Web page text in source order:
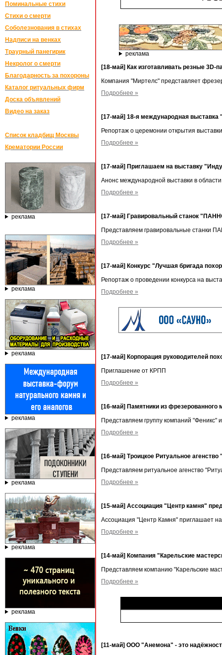
Поминальные стихи
Стихи о смерти
Соболезнования в стихах
Надписи на венках
Траурный панегирик
Некролог о смерти
Благодарность за похороны
Каталог ритуальных фирм
Доска объявлений
Видео на заказ
Список кладбищ Москвы
Крематории России
реклама
реклама
реклама
реклама
реклама
реклама
реклама
реклама
[18-май] Как изготавливать резные 3D-
Компания "Миртелс" представляет
Подробнее »
[17-май] 18-я международная
Репортаж о церемонии открытия
Подробнее »
[17-май] Приглашаем на выставку
Анонс международной выставки в
Подробнее »
[17-май] Гравировальный станок
Представляем гравировальные станки
Подробнее »
[17-май] Конкурс "Лучшая бригада
Репортаж о проведении конкурса на
Подробнее »
[17-май] Корпорация руководителей
Приглашение от КРПП
Подробнее »
[16-май] Памятники из фрезерованного
Представляем группу компаний "Феникс"
Подробнее »
[16-май] Троицкое Ритуальное
Представляем ритуальное агенство
Подробнее »
[15-май] Ассоциация "Центр камня"
Ассоциация "Центр Камня" приглашает
Подробнее »
[14-май] Компания "Карельские
Представляем компанию "Карельские
Подробнее »
[11-май] ООО "Анемона" - это